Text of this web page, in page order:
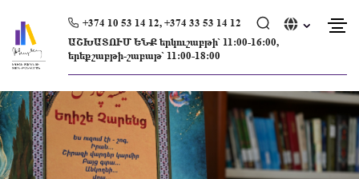
content
+374 10 53 14 12, +374 33 53 14 12
ԱՇԽԱՏՈՒՄ ԵՆՔ երկուշաբթի՝ 11։00-16։00,
երեքշաբթի-շաբաթ՝ 11։00-18։00